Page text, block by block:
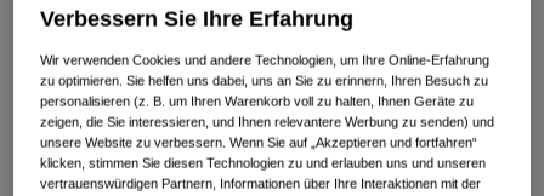
Rennrad Bekleidung
Mountainbike Bekleidung
Alle anzeigen
Kinder
Helme
Schutzbrillen
Sagen Stacked Goggle
Artikelnr.37151-032-OS
89,95 €
Verbessern Sie Ihre Erfahrung
Wir verwenden Cookies und andere Technologien, um Ihre Online-Erfahrung
zu optimieren. Sie helfen uns dabei, uns an Sie zu erinnern, Ihren Besuch zu
personalisieren (z. B. um Ihren Warenkorb voll zu halten, Ihnen Geräte zu
zeigen, die Sie interessieren, und Ihnen relevantere Werbung zu senden) und
unsere Website zu verbessern. Wenn Sie auf „Akzeptieren und fortfahren“
klicken, stimmen Sie diesen Technologien zu und erlauben uns und unseren
vertrauenswürdigen Partnern, Informationen über Ihre Interaktionen mit der